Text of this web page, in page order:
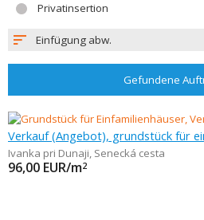
Privatinsertion
Einfügung abw.
Gefundene
Verkauf (Angebot), grundstück für
Ivanka pri Dunaji, Senecká cesta
96,00 EUR/m2